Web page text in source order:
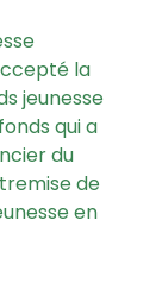
la
jeunesse
qui a
du
de
en